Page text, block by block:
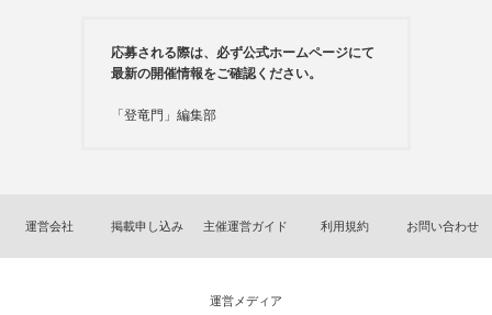
応募される際は、必ず公式ホームページにて
最新の開催情報をご確認ください。
「登竜門」編集部
運営会社 掲載申し込み 主催運営ガイド 利用規約 お問い合わせ
運営メディア